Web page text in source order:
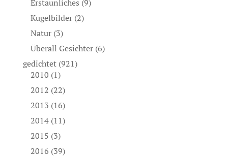
Erstaunliches (9)
Kugelbilder(2)
Natur(3)
Überall Gesichter(6)
gedichtet(921)
2010 (1)
2012 (22)
2013 (16)
2014(11)
2015 (3)
2016 (39)